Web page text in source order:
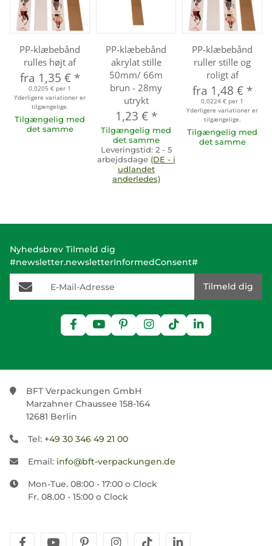
PP-klæbebånd
rulles højt af
fra 1,35 € *
0,0205 € per 1
Yderligere variationer er
tilgængelige.
Tilgængelig med
det samme
PP-klæbebånd
akrylat stille
50mm/ 66m
brun - 28my
utrykt
1,23 € *
Tilgængelig med
det samme
Leveringstid: 2 - 5
arbejdsdage (DE - i
udlandet
anderledes)
PP-klæbebånd
ruller stille og
roligt af
fra 1,48 € *
0,0224 € per 1
Yderligere variationer er
tilgængelige.
Tilgængelig med
det samme
Nyhedsbrev Tilmeld dig
#newsletter.newsletterInformedConsent#
E-Mail-Adresse
Tilmeld dig
BFT Verpackungen GmbH
Marzahner Chaussee 158-164
12681 Berlin
Tel: +49 30 346 49 21 00
Email: info@bft-verpackungen.de
Mon-Tue. 08:00 - 17:00 o Clock
Fr. 08.00 - 15:00 o Clock
facebookyoutubepinterestinstagram
tiktok